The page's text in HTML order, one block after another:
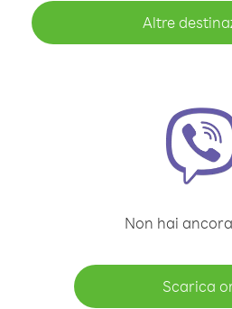
Altre
Non hai
Scarica